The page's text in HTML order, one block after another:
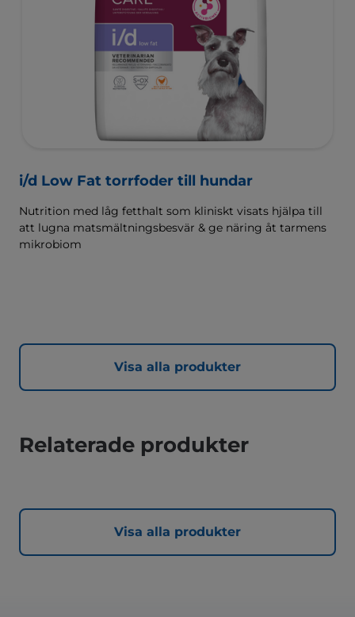
i/d Low Fat torrfoder till hundar
Nutrition med låg fetthalt som kliniskt visats hjälpa till
att lugna matsmältningsbesvär & ge näring åt tarmens
mikrobiom
Visa alla produkter
Relaterade produkter
Visa alla produkter